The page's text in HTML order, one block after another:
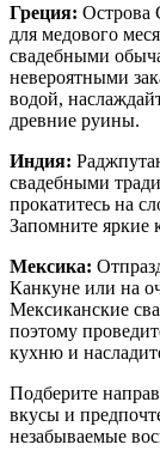
Греция: Острова
для медового
свадебными
невероятными
водой,
древние руины.
Индия:
свадебными
прокатитесь на
Запомните яркие
Мексика:
Канкуне или на
Мексиканские
поэтому
кухню и
Подберите
вкусы и
незабываемые